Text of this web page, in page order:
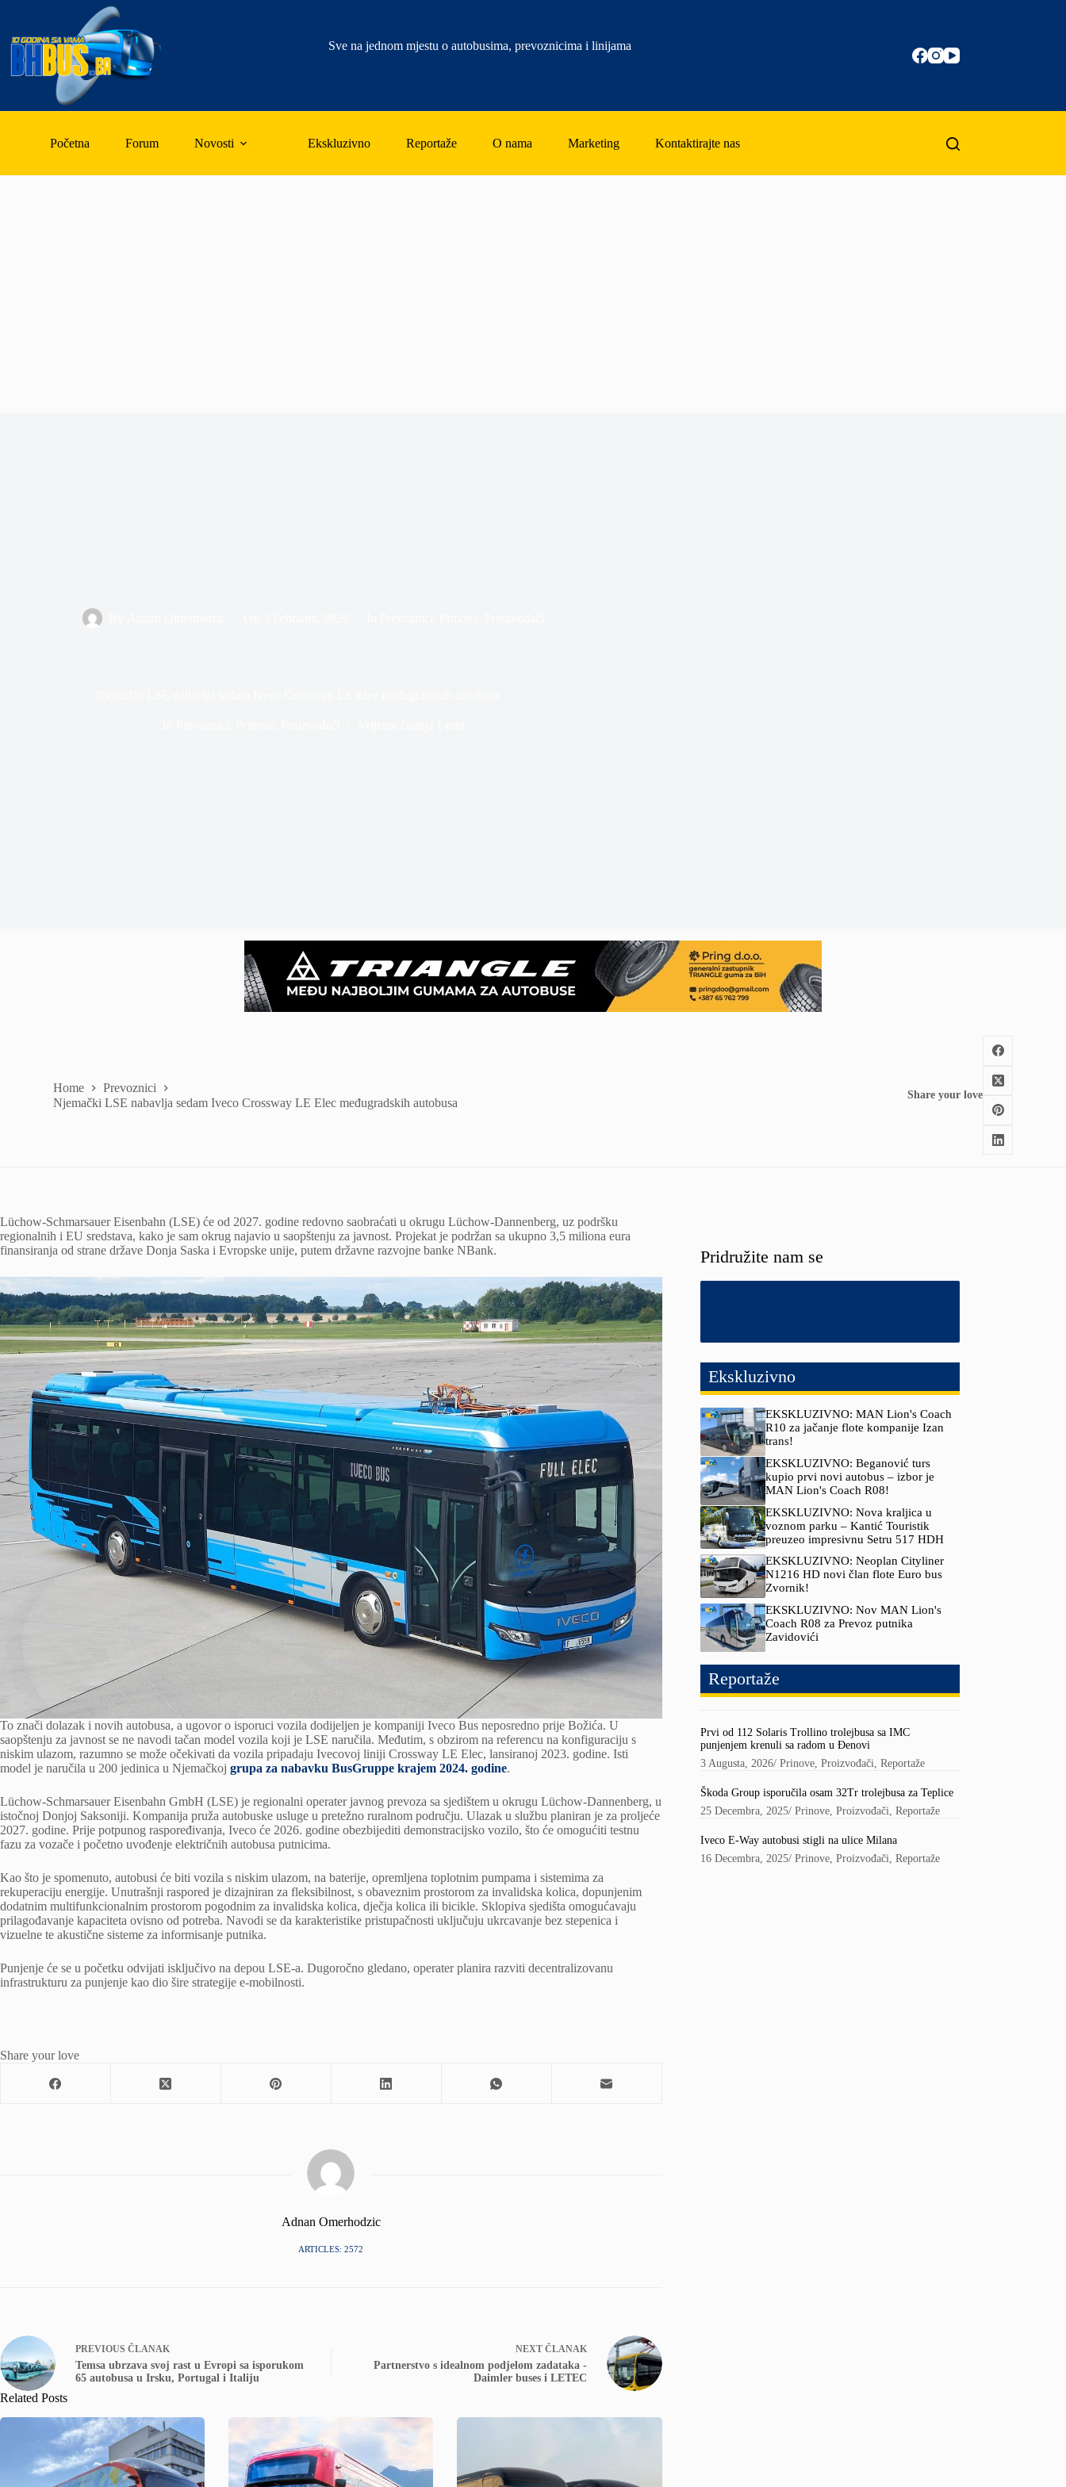
content
Sve na jednom mjestu o autobusima, prevoznicima i linijama
Početna Forum Novosti Ekskluzivno Reportaže O nama Marketing Kontaktirajte nas
Home
Prevoznici
Njemački LSE nabavlja sedam Iveco Crossway LE Elec međugradskih autobusa
Share your love
Lüchow-Schmarsauer Eisenbahn (LSE) će od 2027. godine redovno saobraćati u okrugu Lüchow-Dannenberg, uz podršku
regionalnih i EU sredstava, kako je sam okrug najavio u saopštenju za javnost. Projekat je podržan sa ukupno 3,5 miliona eura
finansiranja od strane države Donja Saska i Evropske unije, putem državne razvojne banke NBank.
To znači dolazak i novih autobusa, a ugovor o isporuci vozila dodijeljen je kompaniji Iveco Bus neposredno prije Božića. U
saopštenju za javnost se ne navodi tačan model vozila koji je LSE naručila. Međutim, s obzirom na referencu na konfiguraciju s
niskim ulazom, razumno se može očekivati ​​da vozila pripadaju Ivecovoj liniji Crossway LE Elec, lansiranoj 2023. godine. Isti
model je naručila u 200 jedinica u Njemačkoj grupa za nabavku BusGruppe krajem 2024. godine.
Lüchow-Schmarsauer Eisenbahn GmbH (LSE) je regionalni operater javnog prevoza sa sjedištem u okrugu Lüchow-Dannenberg, u
istočnoj Donjoj Saksoniji. Kompanija pruža autobuske usluge u pretežno ruralnom području. Ulazak u službu planiran je za proljeće
2027. godine. Prije potpunog raspoređivanja, Iveco će 2026. godine obezbijediti demonstracijsko vozilo, što će omogućiti testnu
fazu za vozače i početno uvođenje električnih autobusa putnicima.
Kao što je spomenuto, autobusi će biti vozila s niskim ulazom, na baterije, opremljena toplotnim pumpama i sistemima za
rekuperaciju energije. Unutrašnji raspored je dizajniran za fleksibilnost, s obaveznim prostorom za invalidska kolica, dopunjenim
dodatnim multifunkcionalnim prostorom pogodnim za invalidska kolica, dječja kolica ili bicikle. Sklopiva sjedišta omogućavaju
prilagođavanje kapaciteta ovisno od potreba. Navodi se da karakteristike pristupačnosti uključuju ukrcavanje bez stepenica i
vizuelne te akustične sisteme za informisanje putnika.
Punjenje će se u početku odvijati isključivo na depou LSE-a. Dugoročno gledano, operater planira razviti decentralizovanu
infrastrukturu za punjenje kao dio šire strategije e-mobilnosti.
Share your love
Adnan Omerhodzic
ARTICLES: 2572
PREVIOUS ČLANAK
Temsa ubrzava svoj rast u Evropi sa isporukom
65 autobusa u Irsku, Portugal i Italiju
NEXT ČLANAK
Partnerstvo s idealnom podjelom zadataka -
Daimler buses i LETEC
Related Posts
Pridružite nam se
Ekskluzivno
EKSKLUZIVNO: MAN Lion's Coach
R10 za jačanje flote kompanije Izan
trans!
EKSKLUZIVNO: Beganović turs
kupio prvi novi autobus – izbor je
MAN Lion's Coach R08!
EKSKLUZIVNO: Nova kraljica u
voznom parku – Kantić Touristik
preuzeo impresivnu Setru 517 HDH
EKSKLUZIVNO: Neoplan Cityliner
N1216 HD novi član flote Euro bus
Zvornik!
EKSKLUZIVNO: Nov MAN Lion's
Coach R08 za Prevoz putnika
Zavidovići
Reportaže
Prvi od 112 Solaris Trollino trolejbusa sa IMC
punjenjem krenuli sa radom u Đenovi
3 Augusta, 2026/Prinove,Proizvođači,Reportaže
Škoda Group isporučila osam 32Tr trolejbusa za Teplice
25 Decembra, 2025/Prinove,Proizvođači,Reportaže
Iveco E-Way autobusi stigli na ulice Milana
16 Decembra, 2025/Prinove,Proizvođači,Reportaže